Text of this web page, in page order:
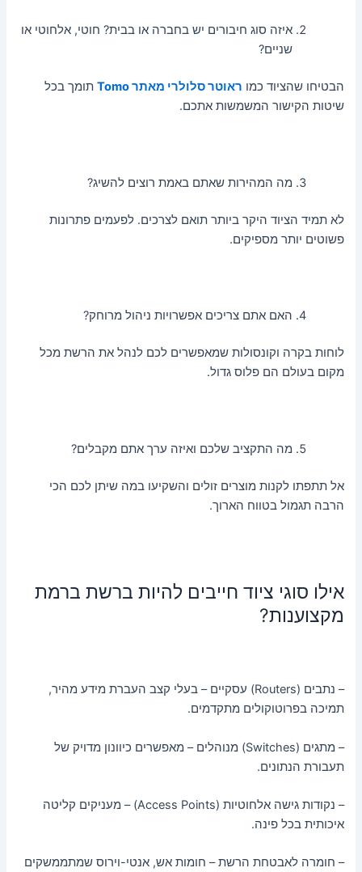
איזה סוג חיבורים יש בחברה או בבית? חוטי, אלחוטי או
שניים?
הבטיחו שהציוד כמו ראוטר סלולרי מאתר Tomo
תומך בכל
שיטות הקישור המשמשות אתכם.
מה המהירות שאתם באמת רוצים להשיג?
לא תמיד הציוד היקר ביותר תואם לצרכים. לפעמים פתרונות
פשוטים יותר מספיקים.
האם אתם צריכים אפשרויות ניהול מרוחק?
לוחות בקרה וקונסולות שמאפשרים לכם לנהל את הרשת מכל
מקום בעולם הם פלוס גדול.
מה התקציב שלכם ואיזה ערך אתם מקבלים?
אל תתפתו לקנות מוצרים זולים והשקיעו במה שיתן לכם הכי
הרבה תגמול בטווח הארוך.
אילו סוגי ציוד חייבים להיות ברשת ברמת
מקצוענות?
– נתבים (Routers) עסקיים – בעלי קצב העברת מידע מהיר,
תמיכה בפרוטוקולים מתקדמים.
– מתגים (Switches) מנוהלים – מאפשרים כיוונון מדויק של
תעבורת הנתונים.
– נקודות גישה אלחוטיות (Access Points) – מעניקים קליטה
איכותית בכל פינה.
– חומרה לאבטחת הרשת – חומות אש, אנטי-וירוס שמתממשקים